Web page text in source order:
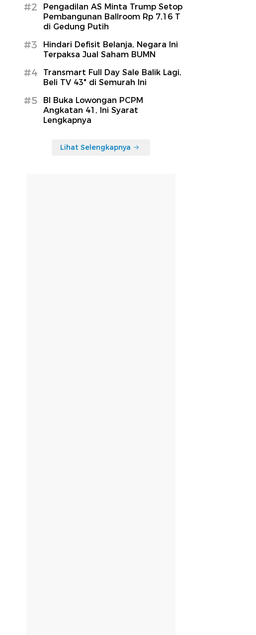
#2
Pengadilan AS Minta Trump Setop
Pembangunan Ballroom Rp 7,16 T
di Gedung Putih
#3
Hindari Defisit Belanja, Negara Ini
Terpaksa Jual Saham BUMN
#4
Transmart Full Day Sale Balik Lagi,
Beli TV 43" di Semurah Ini
#5
BI Buka Lowongan PCPM
Angkatan 41, Ini Syarat
Lengkapnya
Lihat Selengkapnya